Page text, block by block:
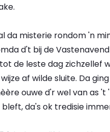
da misterie rondom 'n
d't bij de
de leste dag zichzellef
af wilde sluite. Da
ouwe d'r wel van as 't
da's ok tredisie